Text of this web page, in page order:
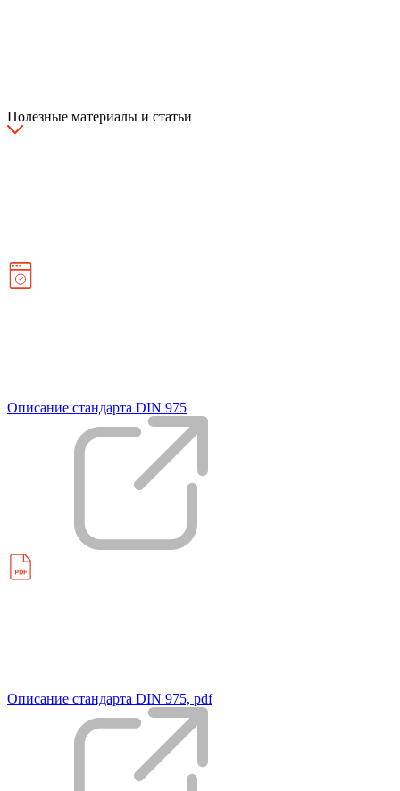
Полезные материалы и статьи
Описание стандарта DIN 975
Описание стандарта DIN 975, pdf